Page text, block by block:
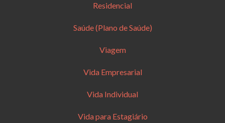
Residencial
Saúde (Plano de Saúde)
Viagem
Vida Empresarial
Vida Individual
Vida para Estagiário